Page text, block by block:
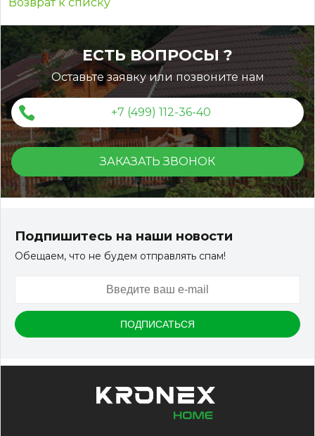
ЕСТЬ ВОПРОСЫ ?
Оставьте заявку или позвоните нам
+7 (499) 112-36-40
ЗАКАЗАТЬ ЗВОНОК
Подпишитесь на наши новости
Обещаем, что не будем отправлять спам!